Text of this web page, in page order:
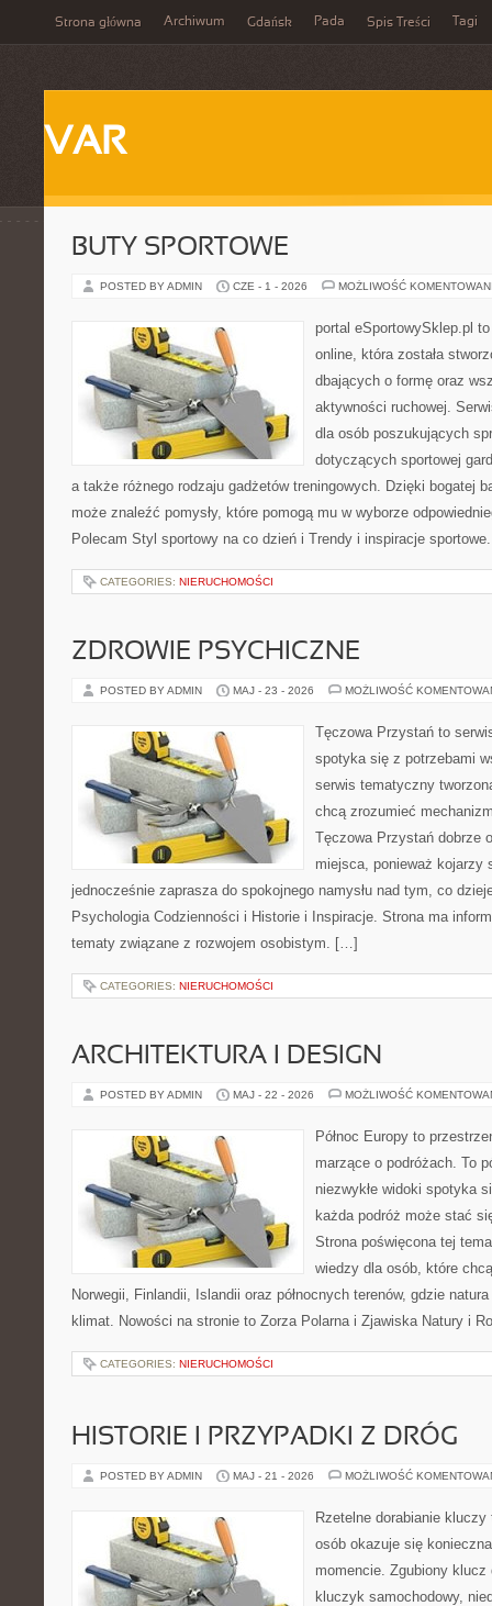
Strona główna Archiwum Gdańsk Pada Spis Treści Tagi
VAR
BUTY SPORTOWE
POSTED BY ADMIN CZE - 1 - 2026 MOŻLIWOŚĆ
portal eSportowySklep.pl
online, która została
dbających o formę oraz
aktywności ruchowej.
dla osób poszukujących
dotyczących sportowej
a także różnego rodzaju gadżetów treningowych. Dzięki bogatej
może znaleźć pomysły, które pomogą mu w wyborze
Polecam Styl sportowy na co dzień i Trendy i inspiracje
CATEGORIES: NIERUCHOMOŚCI
ZDROWIE PSYCHICZNE
POSTED BY ADMIN MAJ - 23 - 2026 MOŻLIWOŚĆ
Tęczowa Przystań to
spotyka się z potrzebami
serwis tematyczny
chcą zrozumieć
Tęczowa Przystań dobrze
miejsca, ponieważ kojarzy
jednocześnie zaprasza do spokojnego namysłu nad tym, co
Psychologia Codzienności i Historie i Inspiracje. Strona ma
tematy związane z rozwojem osobistym. […]
CATEGORIES: NIERUCHOMOŚCI
ARCHITEKTURA I DESIGN
POSTED BY ADMIN MAJ - 22 - 2026 MOŻLIWOŚĆ
Północ Europy to
marzące o podróżach. To
niezwykłe widoki spotyka
każda podróż może stać
Strona poświęcona tej
wiedzy dla osób, które
Norwegii, Finlandii, Islandii oraz północnych terenów, gdzie
klimat. Nowości na stronie to Zorza Polarna i Zjawiska Natury i
CATEGORIES: NIERUCHOMOŚCI
HISTORIE I PRZYPADKI Z DRÓG
POSTED BY ADMIN MAJ - 21 - 2026 MOŻLIWOŚĆ
Rzetelne dorabianie
osób okazuje się
momencie. Zgubiony
kluczyk samochodowy,